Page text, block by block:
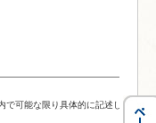
で可能な限り具体的に記述してくだ